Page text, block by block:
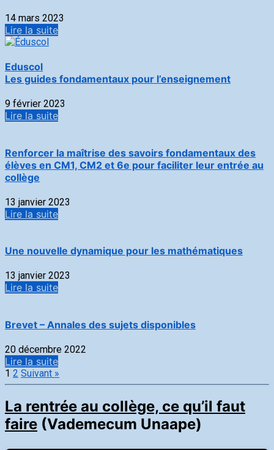
14 mars 2023
Lire la suite
Eduscol
Les guides fondamentaux pour l’enseignement
9 février 2023
Lire la suite
Renforcer la maîtrise des savoirs fondamentaux des
élèves en CM1, CM2 et 6e pour faciliter leur entrée au
collège
13 janvier 2023
Lire la suite
Une nouvelle dynamique pour les mathématiques
13 janvier 2023
Lire la suite
Brevet – Annales des sujets disponibles
20 décembre 2022
Lire la suite
1 2 Suivant »
La rentrée au collège, ce qu’il faut
faire (Vademecum Unaape)